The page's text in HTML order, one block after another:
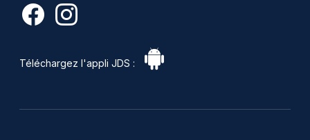
Téléchargez l'appli JDS :